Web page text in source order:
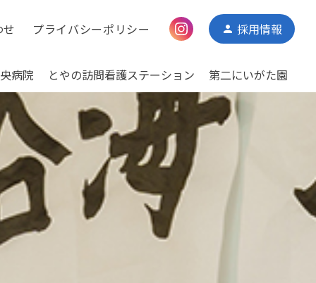
プライバシーポリシー person 採用情報
病院 とやの訪問看護ステーション 第二にいがた園